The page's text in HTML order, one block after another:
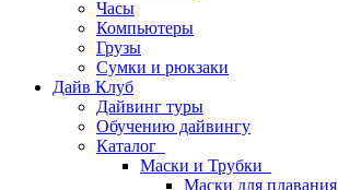
Часы
Компьютеры
Грузы
Сумки и рюкзаки
Дайв Клуб
Дайвинг туры
Обучению дайвингу
Каталог
Маски и Трубки
Маски для плавания